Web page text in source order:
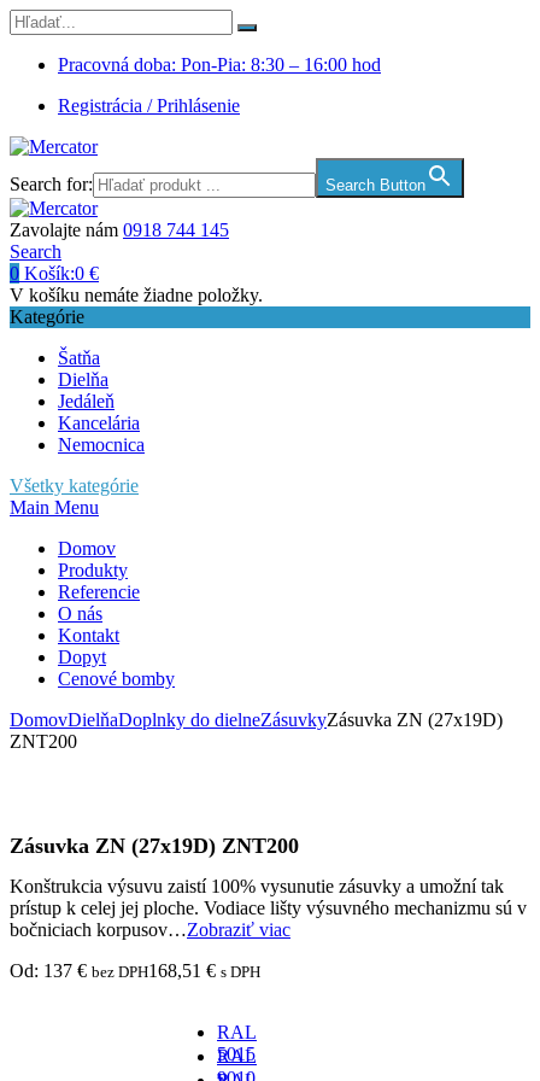
Pracovná doba: Pon-Pia: 8:30 – 16:00 hod
Registrácia / Prihlásenie
Search for: Search Button
Zavolajte nám 0918 744 145
Search
0 Košík:0 €
V košíku nemáte žiadne položky.
Kategórie
Šatňa
Dielňa
Jedáleň
Kancelária
Nemocnica
Všetky kategórie
Main Menu
Domov
Produkty
Referencie
O nás
Kontakt
Dopyt
Cenové bomby
DomovDielňaDoplnky do dielneZásuvkyZásuvka ZN (27x19D)
ZNT200
Zásuvka ZN (27x19D) ZNT200
Konštrukcia výsuvu zaistí 100% vysunutie zásuvky a umožní tak
prístup k celej jej ploche. Vodiace lišty výsuvného mechanizmu sú v
bočniciach korpusov…Zobraziť viac
Od: 137 € bez DPH168,51 € s DPH
RAL
5015
-
RAL